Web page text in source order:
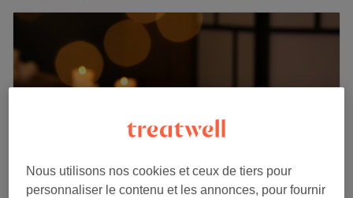
Nous utilisons nos cookies et ceux de tiers pour
personnaliser le contenu et les annonces, pour fournir